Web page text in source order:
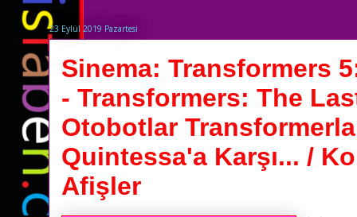
23 Eylül 2019 Pazartesi
Sinema: Transformers
- Transformers: The
Otobotlar
Quintessa'a Karşı... /
Afişler